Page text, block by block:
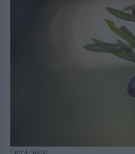
Πριν 4 ημέρες